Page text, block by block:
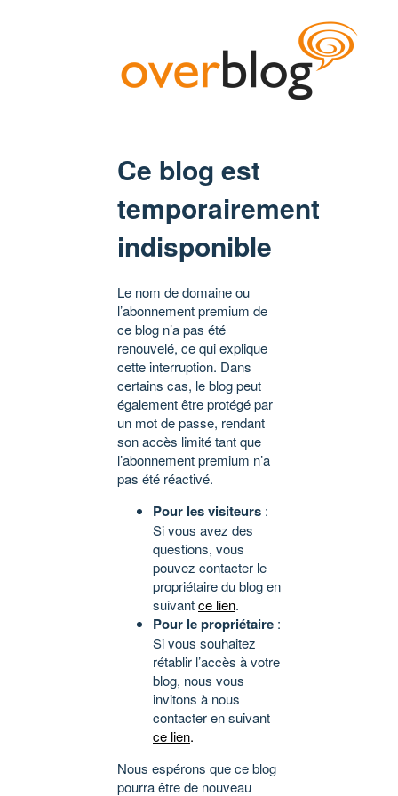
Ce blog est
temporairement
indisponible
Le nom de domaine ou
l’abonnement premium de
ce blog n’a pas été
renouvelé, ce qui explique
cette interruption. Dans
certains cas, le blog peut
également être protégé par
un mot de passe, rendant
son accès limité tant que
l’abonnement premium n’a
pas été réactivé.
Pour les visiteurs :
Si vous avez des
questions, vous
pouvez contacter le
propriétaire du blog en
suivantce lien.
Pour le propriétaire :
Si vous souhaitez
rétablir l’accès à votre
blog, nous vous
invitons à nous
contacter en suivant
ce lien.
Nous espérons que ce blog
pourra être de nouveau